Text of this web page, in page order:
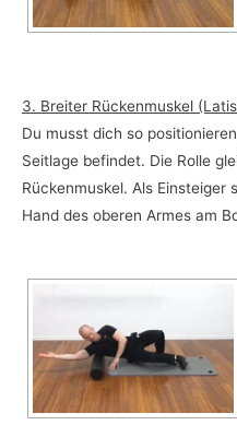
3. Breiter Rückenmuskel
Du musst dich so
Seitlage befindet. Die Rolle
Rückenmuskel. Als
Hand des oberen Armes am